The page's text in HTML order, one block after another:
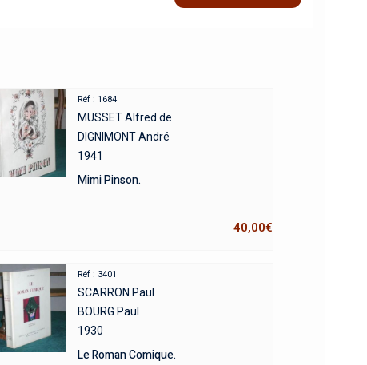
Réf : 1684
MUSSET Alfred de
DIGNIMONT André
1941
Mimi Pinson.
40,00€
Réf : 3401
SCARRON Paul
BOURG Paul
1930
Le Roman Comique.